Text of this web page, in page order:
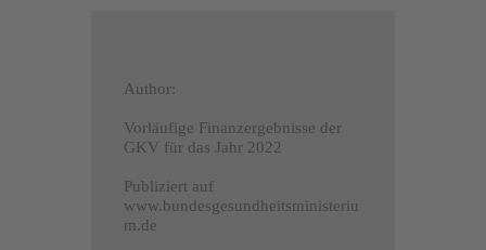
Author:
Vorläufige Finanzergebnisse der
GKV für das Jahr 2022
Publiziert auf
www.bundesgesundheitsministeriu
m.de